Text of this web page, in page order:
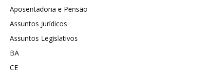
Aposentadoria e Pensão
Assuntos Jurídicos
Assuntos Legislativos
BA
CE